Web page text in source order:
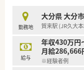
■近隣店舗との
場合でもお互い
■木曜日の午後
得するなど柔軟
【想定されるキ
■認定薬剤師の
勤務地
大分県 大分市
賀来駅 (JR久大
給与
年収430万円
月給286,666
※経験者例